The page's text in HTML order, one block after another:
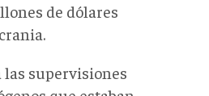
de dólares
las supervisiones